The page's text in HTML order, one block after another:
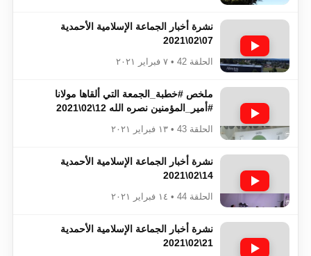
نشرة أخبار الجماعة الإسلامية الأحمدية
07\02\2021
الحلقة 42 • ٧ فبراير ٢٠٢١
ملخص #خطبة_الجمعة​​ التي ألقاها مولانا
#أمير_المؤمنين​​ نصره الله 12\02\2021
الحلقة 43 • ١٣ فبراير ٢٠٢١
نشرة أخبار الجماعة الإسلامية الأحمدية
14\02\2021
الحلقة 44 • ١٤ فبراير ٢٠٢١
نشرة أخبار الجماعة الإسلامية الأحمدية
21\02\2021